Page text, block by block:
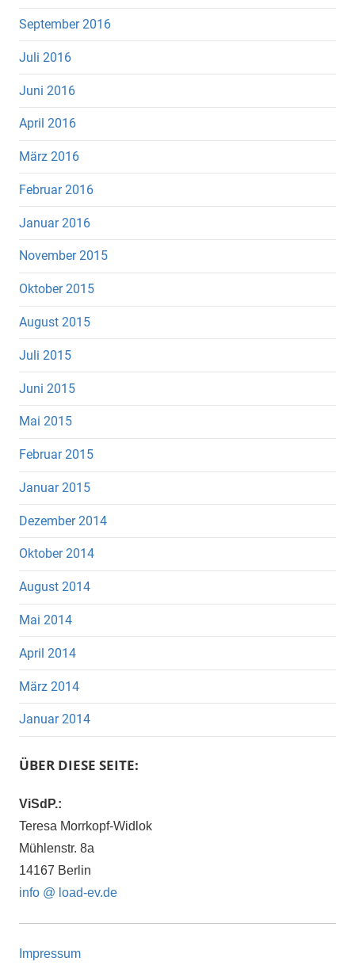
September 2016
Juli 2016
Juni 2016
April 2016
März 2016
Februar 2016
Januar 2016
November 2015
Oktober 2015
August 2015
Juli 2015
Juni 2015
Mai 2015
Februar 2015
Januar 2015
Dezember 2014
Oktober 2014
August 2014
Mai 2014
April 2014
März 2014
Januar 2014
ÜBER DIESE SEITE:
ViSdP.:
Teresa Morrkopf-Widlok
Mühlenstr. 8a
14167 Berlin
info @ load-ev.de
Impressum